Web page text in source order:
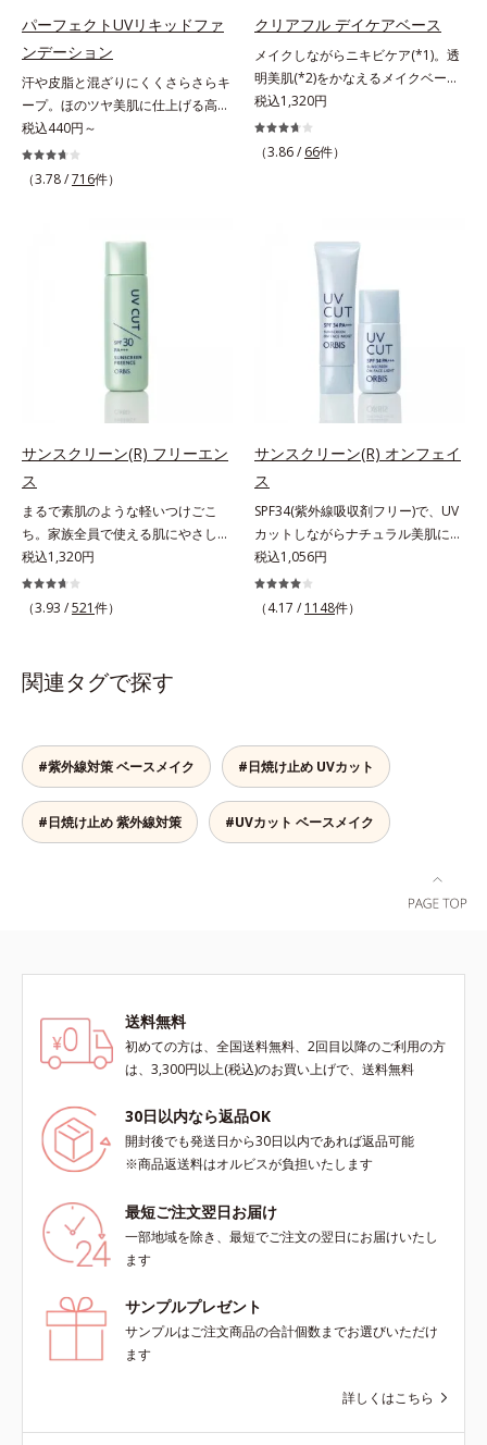
に早速、毎日2粒（目安）の新習慣
を始めましょう。* 紫外線などによ
り失われるビタミンCを中心とした
栄養成分の補給
* メラニンの生成を抑え、シミ・ソ
バカスを防ぐ
パーフェクトUVリキッドファ
ンデーション
汗や皮脂と混ざりにくくさらさらキ
ープ。ほのツヤ美肌に仕上げる高
SPFファンデ。SPF50・PA++++で紫
外線を強力カットしながら、さらさ
ら美肌が10時間(*)続くリキッドフ
で、時間が経ってもくすみにくく、
ィット。まるでつけたてのような美
肌をキープします。またドーナツ型
の粉体を採用したことで、より多く
均一に光を拡散することを実現。毛
穴やシミの目立ちにくい“ほのツヤ
ルーフテスト済で、アウトドアにも
おすすめです。* 10時間化粧持ちデ
人差があります。
税込440円～
（3.78 /716件）
クリアフル デイケアベース
メイクしながらニキビケア(*1)。透
明美肌(*2)をかなえるメイクベー
ス。ニキビがあると、メイクはニキ
ビに良くないのではないかと心配に
なりがち。しかし何も塗らないと、
できる新発想のメイク下地。スキン
ケアシリーズと同様のニキビケア成
分を配合した肌にやさしい処方なの
で、“ニキビをケアしたい”と“肌をキ
レイに見せたい”が同時に叶えられ
ます。ピンク味のあるベージュ色
で、塗るとくすみがさっと払われ、
肌が自然とトーンアップ。しっとり
とした美しい仕上がりが続きます。
SPF28・PA+++で、ニキビ肌を紫外
線ダメージからもしっかりガードし
ます。※敏感肌対象パッチテスト済
（すべての人に皮膚刺激がおきない
というわけではありません）*1 ニ
キビ・肌荒れを防ぐ*2 うるおいに
よる透明感のある肌
税込1,320円
（3.86 / 66件）
サンスクリーン(R) フリーエン
ス
まるで素肌のような軽いつけごこ
ち。家族全員で使える肌にやさしい
UVカット。毎日使うものだから、
使いごこちにも、肌へのやさしさに
もこだわりたい。そんな声に応え
感のない気持ちのいい感触。
SPF30・PA+++ながら、紫外線吸収
ちです。
税込1,320円
（3.93 /521件）
サンスクリーン(R) オンフェイ
ス
SPF34(紫外線吸収剤フリー)で、UV
カットしながらナチュラル美肌に。
これ1本で“小でかけ”にも、化粧下
地としても。この1本があれば、“ち
ょっとそこまで”もOKなすっぴん美
む絶妙な色設計で、白浮きなしの明
るい自然なつや肌に。さらに超軽量
粉体を採用しているので、とっても
軽い付けごこち。単品でも、化粧下
タつくことなくうるおい感覚が続く
「クリームタイプ」と、みずみずし
ちり・ほこり
税込1,056円
（4.17 / 1148件）
関連タグで探す
#紫外線対策 ベースメイク #日焼け止め UVカット
#日焼け止め 紫外線対策 #UVカット ベースメイク
送料無料
初めての方は、全国送料無料、2回目以降のご利用の方
は、3,300円以上(税込)のお買い上げで、送料無料
30日以内なら返品OK
開封後でも発送日から30日以内であれば返品可能
※商品返送料はオルビスが負担いたします
最短ご注文翌日お届け
一部地域を除き、最短でご注文の翌日にお届けいたし
ます
サンプルプレゼント
サンプルはご注文商品の合計個数までお選びいただけ
ます
詳しくはこちら